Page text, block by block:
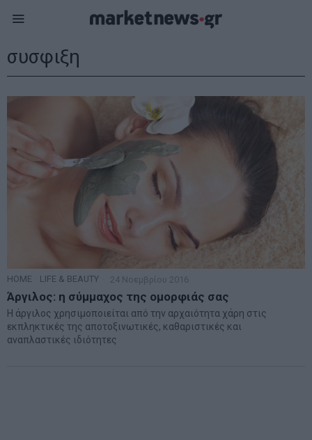
συσφιξη
HOME LIFE & BEAUTY 24 Νοεμβρίου 2016
Άργιλος: η σύμμαχος της ομορφιάς σας
Η άργιλος χρησιμοποιείται από την αρχαιότητα χάρη στις
εκπληκτικές της αποτοξινωτικές, καθαριστικές και
αναπλαστικές ιδιότητες